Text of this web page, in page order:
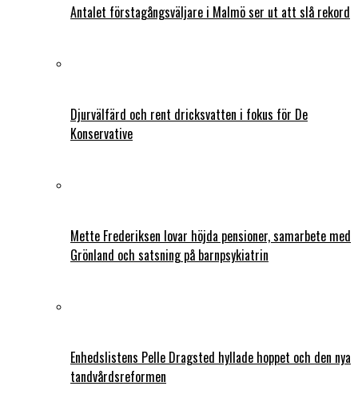
Antalet förstagångsväljare i Malmö ser ut att slå rekord
Djurvälfärd och rent dricksvatten i fokus för De
Konservative
Mette Frederiksen lovar höjda pensioner, samarbete med
Grönland och satsning på barnpsykiatrin
Enhedslistens Pelle Dragsted hyllade hoppet och den nya
tandvårdsreformen